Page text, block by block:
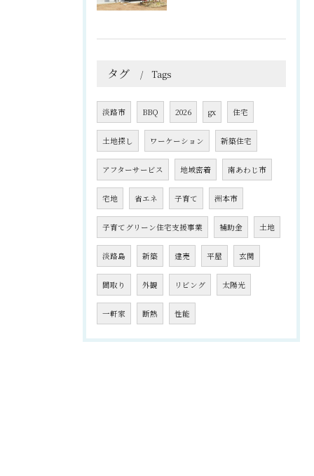
タグ Tags
淡路市 BBQ 2026 gx 住宅
土地探し ワーケーション 新築住宅
アフターサービス 地域密着 南あわじ市
宅地 省エネ 子育て 洲本市
子育てグリーン住宅支援事業 補助金 土地
淡路島 新築 建売 平屋 玄関
間取り 外観 リビング 太陽光
一軒家 断熱 性能